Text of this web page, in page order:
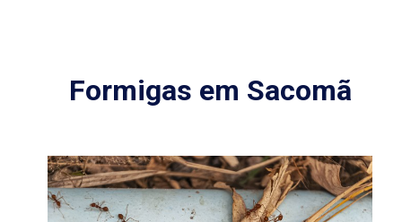
Formigas em Sacomã